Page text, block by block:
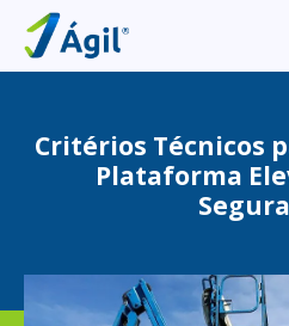
Critérios Técnicos
Plataforma